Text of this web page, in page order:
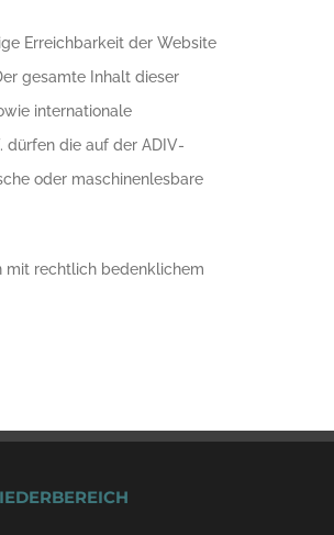
Erreichbarkeit der Website
gesamte Inhalt dieser
internationale
dürfen die auf der ADIV-
oder maschinenlesbare
mit rechtlich bedenklichem